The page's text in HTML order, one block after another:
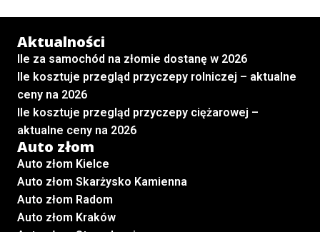
Aktualności
Ile za samochód na złomie dostanę w 2026
Ile kosztuje przegląd przyczepy rolniczej – aktualne
ceny na 2026
Ile kosztuje przegląd przyczepy ciężarowej –
aktualne ceny na 2026
Auto złom
Auto złom Kielce
Auto złom Skarżysko Kamienna
Auto złom Radom
Auto złom Kraków